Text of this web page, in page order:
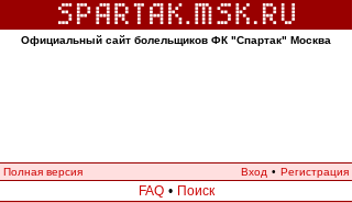
Официальный сайт болельщиков ФК "Спартак" Москва
Полная версия Вход • Регистрация
FAQ • Поиск